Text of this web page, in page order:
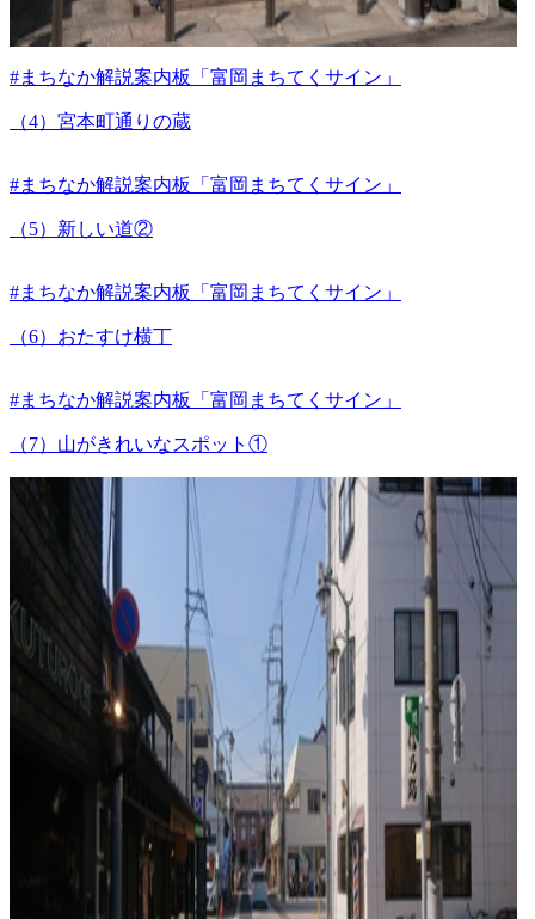
#まちなか解説案内板「富岡まちてくサイン」
（4）宮本町通りの蔵
#まちなか解説案内板「富岡まちてくサイン」
（5）新しい道②
#まちなか解説案内板「富岡まちてくサイン」
（6）おたすけ横丁
#まちなか解説案内板「富岡まちてくサイン」
（7）山がきれいなスポット①